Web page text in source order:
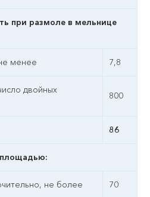
при размоле в мельнице
менее 7,8
двойных
800
86
не более 70